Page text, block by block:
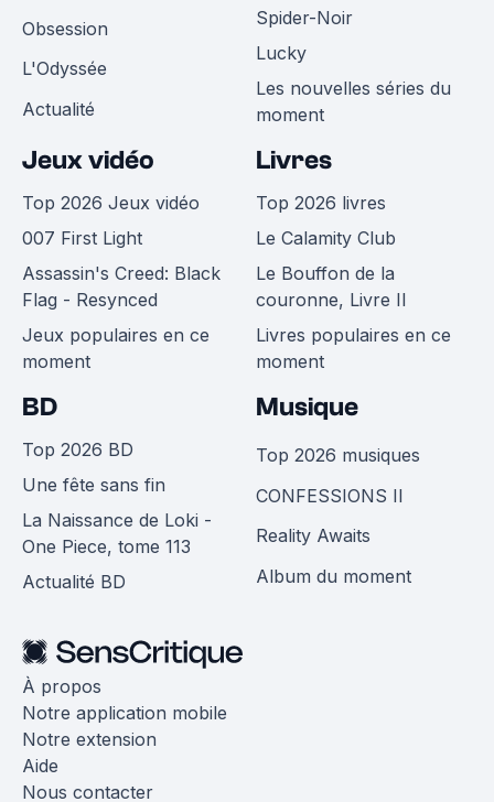
Obsession
L'Odyssée
Actualité
Spider-Noir
Lucky
Les nouvelles séries du
moment
Jeux vidéo
Top 2026 Jeux vidéo
007 First Light
Assassin's Creed: Black
Flag - Resynced
Jeux populaires en ce
moment
Livres
Top 2026 livres
Le Calamity Club
Le Bouffon de la
couronne, Livre II
Livres populaires en ce
moment
BD
Top 2026 BD
Une fête sans fin
La Naissance de Loki -
One Piece, tome 113
Actualité BD
Musique
Top 2026 musiques
CONFESSIONS II
Reality Awaits
Album du moment
À propos
Notre application mobile
Notre extension
Aide
Nous contacter